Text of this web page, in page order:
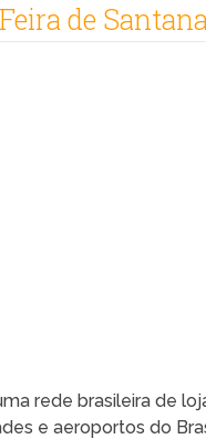
de
rede brasileira de
e aeroportos do